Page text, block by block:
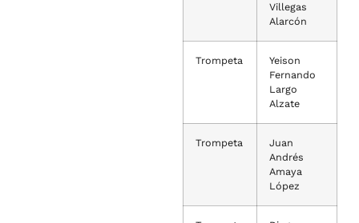
Villegas
Alarcón
Trompeta
Yeison
Fernando
Largo
Alzate
Trompeta
Juan
Andrés
Amaya
López